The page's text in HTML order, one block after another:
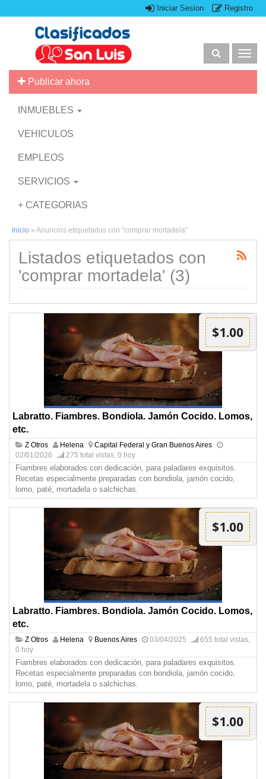
Iniciar Sesion Registro
Publicar ahora
INMUEBLES
VEHICULOS
EMPLEOS
SERVICIOS
+ CATEGORIAS
Inicio » Anuncios etiquetados con "comprar mortadela"
Listados etiquetados con
'comprar mortadela' (3)
$1.00
Labratto. Fiambres. Bondiola. Jamón Cocido. Lomos,
etc.
Z Otros Helena
Capital Federal y Gran Buenos Aires
02/01/2026
275 total vistas, 0 hoy
Fiambres elaborados con dedicación, para paladares exquisitos.
Recetas especialmente preparadas con bondiola, jamón cocido,
lomo, paté, mortadela o salchichas.
$1.00
Labratto. Fiambres. Bondiola. Jamón Cocido. Lomos,
etc.
Z Otros Helena Buenos Aires 03/04/2025
655 total vistas,
0 hoy
Fiambres elaborados con dedicación, para paladares exquisitos.
Recetas especialmente preparadas con bondiola, jamón cocido,
lomo, paté, mortadela o salchichas.
$1.00